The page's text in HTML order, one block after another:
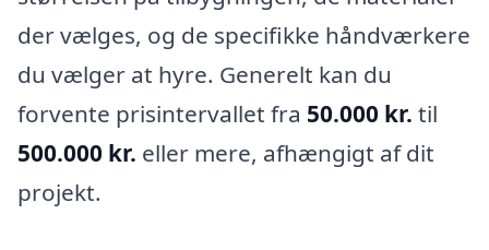
der vælges, og de specifikke håndværkere
du vælger at hyre. Generelt kan du
forvente prisintervallet fra 50.000 kr. til
500.000 kr. eller mere, afhængigt af dit
projekt.